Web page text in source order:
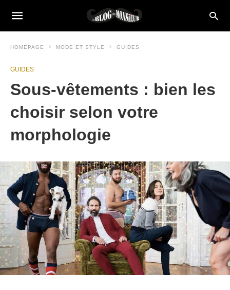
HOMEPAGE MODE ET STYLE GUIDES
GUIDES
Sous-vêtements : bien les
choisir selon votre
morphologie